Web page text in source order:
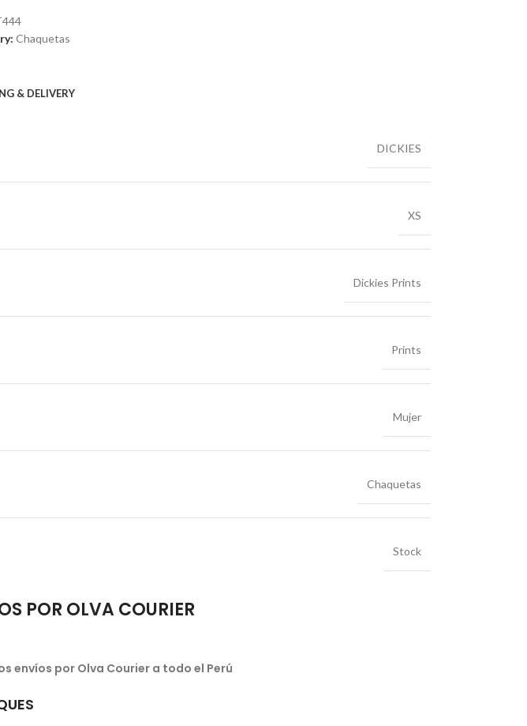
Chaquetas
& DELIVERY
DICKIES
XS
Dickies Prints
Prints
Mujer
Chaquetas
Stock
POR OLVA COURIER
envíos por Olva Courier a todo el Perú